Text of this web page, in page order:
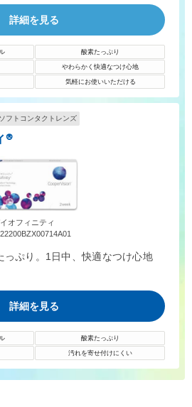
詳細を見る
酸素たっぷり
やわらかく快適なつけ心地
気軽にお使いいただける
フトコンタクトレンズ
®
オフィニティ
っぷり。1日中、快適なつけ心地
詳細を見る
酸素たっぷり
汚れを寄せ付けにくい